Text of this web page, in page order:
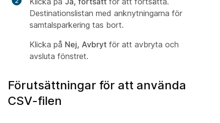
Destinationslistan med anknytningarna för
samtalsparkering tas bort.
Klicka på Nej, Avbryt för att avbryta och
avsluta fönstret.
Förutsättningar för att använda
CSV-filen